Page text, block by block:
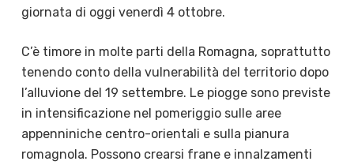
giornata di oggi venerdì 4 ottobre.
C’è timore in molte parti della Romagna, soprattutto
tenendo conto della vulnerabilità del territorio dopo
l’alluvione del 19 settembre. Le piogge sono previste
in intensificazione nel pomeriggio sulle aree
appenniniche centro-orientali e sulla pianura
romagnola. Possono crearsi frane e innalzamenti